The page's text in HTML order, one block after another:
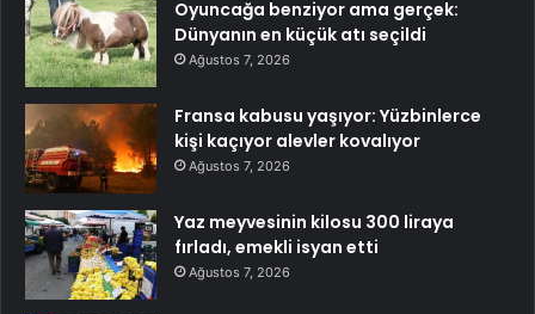
Oyuncağa benziyor ama gerçek:
Dünyanın en küçük atı seçildi
Ağustos 7, 2026
Fransa kabusu yaşıyor: Yüzbinlerce
kişi kaçıyor alevler kovalıyor
Ağustos 7, 2026
Yaz meyvesinin kilosu 300 liraya
fırladı, emekli isyan etti
Ağustos 7, 2026